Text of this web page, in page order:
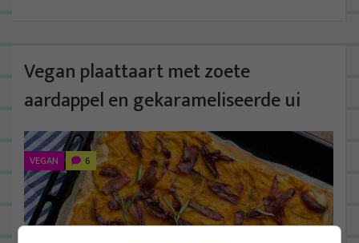
Vegan plaattaart met zoete
aardappel en gekarameliseerde ui
VEGAN 6